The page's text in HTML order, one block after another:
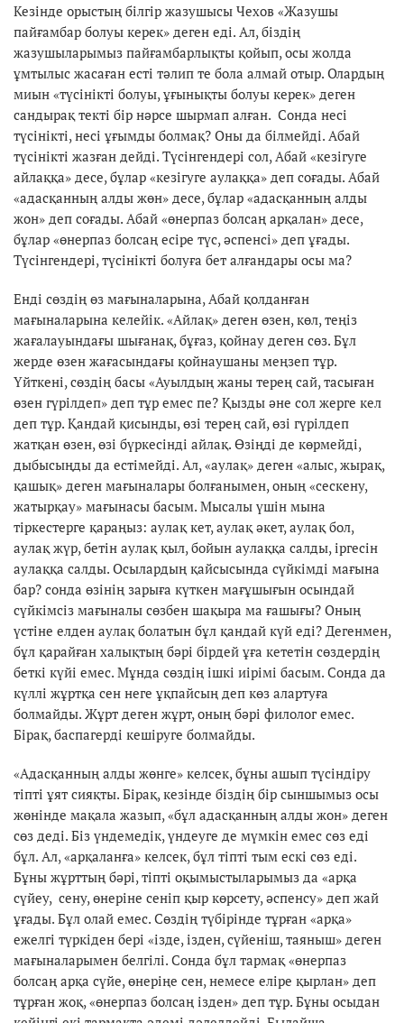
Кезінде орыстың білгір жазушысы Чехов «Жазушы
пайғамбар болуы керек» деген еді. Ал, біздің
жазушыларымыз пайғамбарлықты қойып, осы жолда
ұмтылыс жасаған есті тәлип те бола алмай отыр. Олардың
миын «түсінікті болуы, ұғынықты болуы керек» деген
сандырақ текті бір нәрсе шырмап алған. Сонда несі
түсінікті, несі ұғымды болмақ? Оны да білмейді. Абай
түсінікті жазған дейді. Түсінгендері сол, Абай «кезігуге
айлаққа» десе, бұлар «кезігуге аулаққа» деп соғады. Абай
«адасқанның алды жөн» десе, бұлар «адасқанның алды
жон» деп соғады. Абай «өнерпаз болсаң арқалан» десе,
бұлар «өнерпаз болсаң есіре түс, әспенсі» деп ұғады.
Түсінгендері, түсінікті болуға бет алғандары осы ма?
Енді сөздің өз мағыналарына, Абай қолданған
мағыналарына келейік. «Айлақ» деген өзен, көл, теңіз
жағалауындағы шығанақ, бұғаз, қойнау деген сөз. Бұл
жерде өзен жағасындағы қойнаушаны меңзеп тұр.
Үйткені, сөздің басы «Ауылдың жаны терең сай, тасыған
өзен гүрілдеп» деп тұр емес пе? Қызды әне сол жерге кел
деп тұр. Қандай қисынды, өзі терең сай, өзі гүрілдеп
жатқан өзен, өзі бүркесінді айлақ. Өзіңді де көрмейді,
дыбысыңды да естімейді. Ал, «аулақ» деген «алыс, жырақ,
қашық» деген мағыналары болғанымен, оның «сескену,
жатырқау» мағынасы басым. Мысалы үшін мына
тіркестерге қараңыз: аулақ кет, аулақ әкет, аулақ бол,
аулақ жүр, бетін аулақ қыл, бойын аулаққа салды, іргесін
аулаққа салды. Осылардың қайсысында сүйкімді мағына
бар? сонда өзінің зарыға күткен мағұшығын осындай
сүйкімсіз мағыналы сөзбен шақыра ма ғашығы? Оның
үстіне елден аулақ болатын бұл қандай күй еді? Дегенмен,
бұл қарайған халықтың бәрі бірдей ұға кететін сөздердің
беткі күйі емес. Мұнда сөздің ішкі иірімі басым. Сонда да
күллі жұртқа сен неге ұқпайсың деп көз алартуға
болмайды. Жұрт деген жұрт, оның бәрі филолог емес.
Бірақ, баспагерді кешіруге болмайды.
«Адасқанның алды жөнге» келсек, бұны ашып түсіндіру
тіпті ұят сияқты. Бірақ, кезінде біздің бір сыншымыз осы
жөнінде мақала жазып, «бұл адасқанның алды жон» деген
сөз деді. Біз үндемедік, үндеуге де мүмкін емес сөз еді
бұл. Ал, «арқаланға» келсек, бұл тіпті тым ескі сөз еді.
Бұны жұрттың бәрі, тіпті оқымыстыларымыз да «арқа
сүйеу, сену, өнеріне сеніп қыр көрсету, әспенсу» деп жай
ұғады. Бұл олай емес. Сөздің түбірінде тұрған «арқа»
ежелгі түркіден бері «ізде, ізден, сүйеніш, таяныш» деген
мағыналарымен белгілі. Сонда бұл тармақ «өнерпаз
болсаң арқа сүйе, өнеріңе сен, немесе еліре қырлан» деп
тұрған жоқ, «өнерпаз болсаң ізден» деп тұр. Бұны осыдан